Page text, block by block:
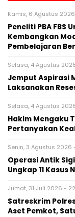
Kamis, 6 Agustus 2026
Peneliti PBA FBS
Kembangkan
Pembelajaran
Selasa, 4 Agustus
Jemput Aspirasi
Laksanakan
Selasa, 4 Agustus
Hakim Mengaku
Pertanyakan
Senin, 3 Agustus 2026 -
Operasi Antik
Ungkap 11
Jumat, 31 Juli 2026 -
Satreskrim
Aset Pemkot,